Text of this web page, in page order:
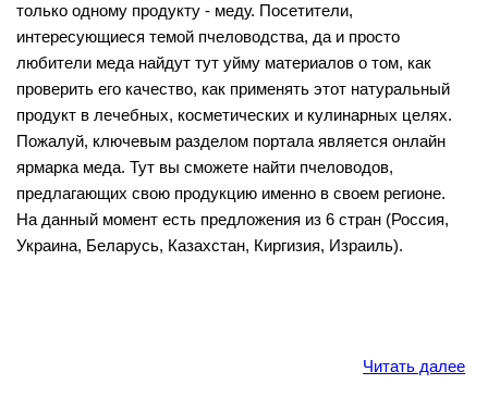
только одному продукту - меду. Посетители,
интересующиеся темой пчеловодства, да и просто
любители меда найдут тут уйму материалов о том, как
проверить его качество, как применять этот натуральный
продукт в лечебных, косметических и кулинарных целях.
Пожалуй, ключевым разделом портала является онлайн
ярмарка меда. Тут вы сможете найти пчеловодов,
предлагающих свою продукцию именно в своем регионе.
На данный момент есть предложения из 6 стран (Россия,
Украина, Беларусь, Казахстан, Киргизия, Израиль).
Читать далее